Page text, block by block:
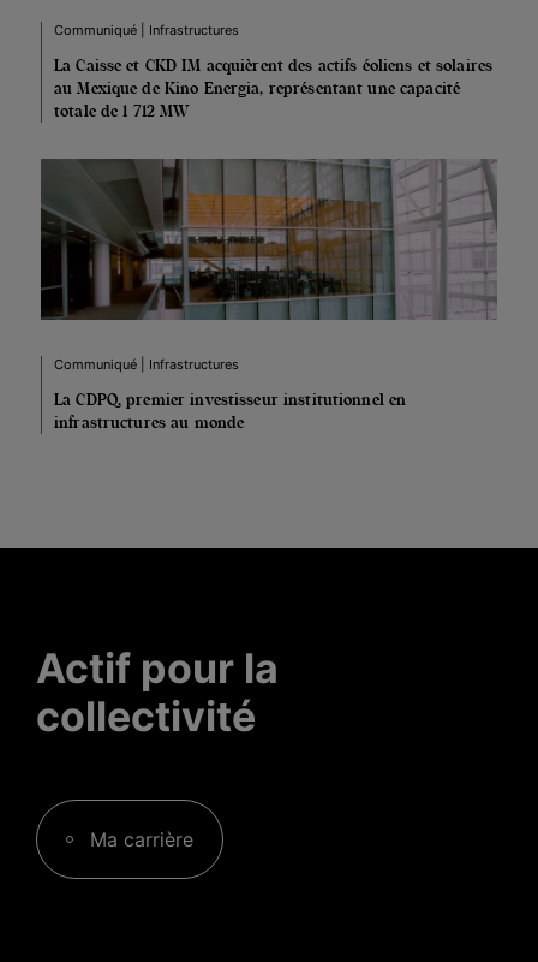
Communiqué | Infrastructures
La Caisse et CKD IM acquièrent des actifs éoliens et solaires
au Mexique de Kino Energia, représentant une capacité
totale de 1 712 MW
Communiqué | Infrastructures
La CDPQ, premier investisseur institutionnel en
infrastructures au monde
Actif pour la
collectivité
Ma carrière